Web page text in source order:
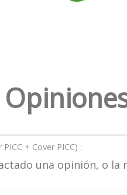
+ Cover PICC) :
una opinión, o la